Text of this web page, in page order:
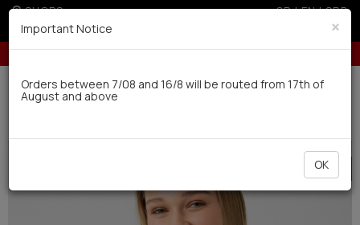
SHOPS GR|EN|SRB
10% off for orders over 250€ for EU & 300€ for non EU
Delivery in 7-9 working days via UPS
HOT
OFFER
×
Important Notice
Orders between 7/08 and 16/8 will be routed from 17th of
August and above
OK